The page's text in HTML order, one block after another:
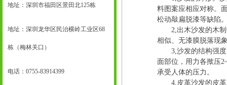
地址：深圳市福田区景田北125栋
地址：深圳龙华区民治横岭工业区68
栋（梅林关口）
电话：0755-83914399
料图案应相应对称。
松动敲扁脱漆等缺陷
2,出木沙发的木制
相似、无漆膜脱落现
3,沙发的结构强度
面部位，用力各揿压
承受人体的压力。
4,皮革沙发的皮革